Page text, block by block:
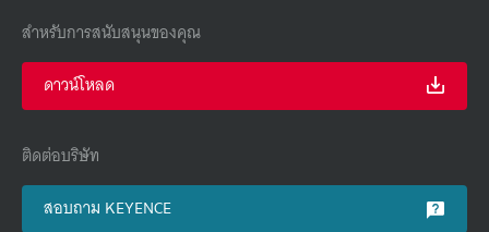
สำหรับการสนับสนุนของคุณ
ดาวน์โหลด
ติดต่อบริษัท
สอบถาม KEYENCE